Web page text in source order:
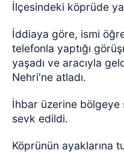
İlçesindeki köprüde
İddiaya göre, ismi
telefonla yaptığı
yaşadı ve aracıyla
Nehri'ne atladı.
İhbar üzerine bölgeye
sevk edildi.
Köprünün ayaklarına